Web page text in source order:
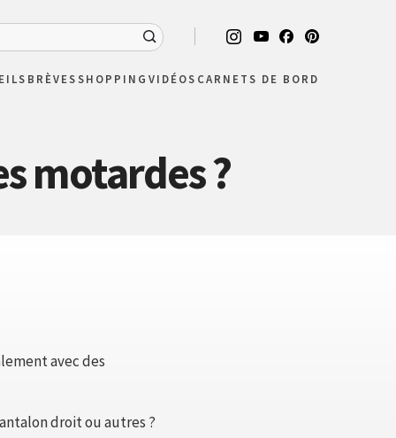
BRÈVESSHOPPING VIDÉOS CARNETS DE BORD
motardes ?
avec des
droit ou autres ?